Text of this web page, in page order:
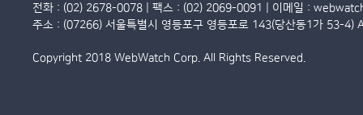
전화 : (02) 2678-0078 | 팩스 : (02) 2069-0091 | 이메일 :
주소 : (07266) 서울특별시 영등포구 영등포로 143(당산동1가 53-4)
Copyright 2018 WebWatch Corp. All Rights Reserved.